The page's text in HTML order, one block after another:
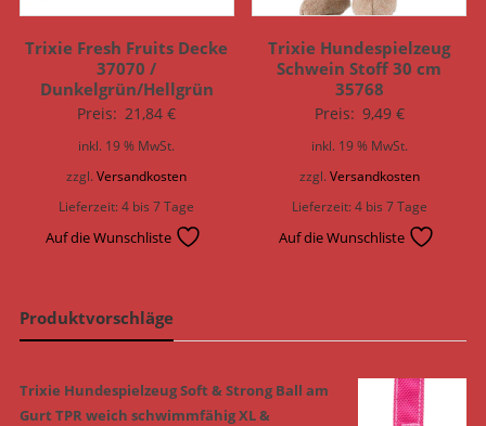
Trixie Fresh Fruits Decke
37070 /
Dunkelgrün/Hellgrün
Preis: 21,84€
inkl. 19 % MwSt.
zzgl.Versandkosten
Lieferzeit:4 bis 7 Tage
Auf die Wunschliste
Trixie Hundespielzeug
Schwein Stoff 30 cm
35768
Preis: 9,49 €
inkl. 19 % MwSt.
zzgl. Versandkosten
Lieferzeit:4 bis 7 Tage
Auf die Wunschliste
Produktvorschläge
Trixie Hundespielzeug Soft & Strong Ball am
Gurt TPR weich schwimmfähig XL &